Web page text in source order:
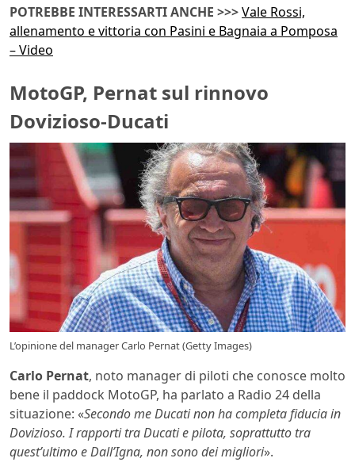
POTREBBE INTERESSARTI ANCHE >>>Vale Rossi,
allenamento e vittoria con Pasini e Bagnaia a Pomposa
– Video
MotoGP, Pernat sul rinnovo
Dovizioso-Ducati
L’opinione del manager Carlo Pernat (Getty Images)
Carlo Pernat, noto manager di piloti che conosce molto
bene il paddock MotoGP, ha parlato a Radio 24 della
situazione: «Secondo me Ducati non ha completa fiducia in
Dovizioso. I rapporti tra Ducati e pilota, soprattutto tra
quest’ultimo e Dall’Igna, non sono dei migliori».